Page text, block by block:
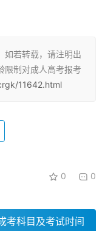
等学历的毕业证报
下限的。教育部表
岁的公民。
较大的考生给予一定
35岁以下的考生则
如若转载，请注明出
限制对成人高考报考
11642.html
0 0
考科目及考试时间